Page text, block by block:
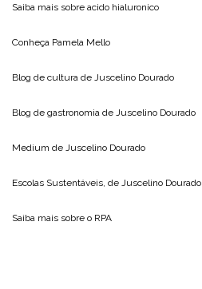
Saiba mais sobre acido hialuronico
Conheça Pamela Mello
Blog de cultura de Juscelino Dourado
Blog de gastronomia de Juscelino Dourado
Medium de Juscelino Dourado
Escolas Sustentáveis, de Juscelino Dourado
Saiba mais sobre o RPA